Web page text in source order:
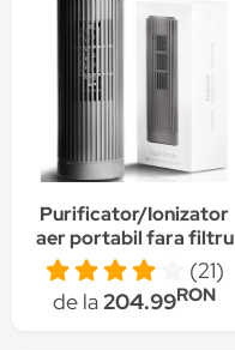
Purificator/Ionizator
aer portabil fara filtru
LittleDomi, cu ioni
Negativi/Ozon,
elimina
(21)
de la204.99RON